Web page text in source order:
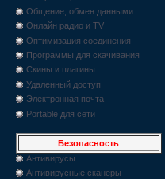
Общение, обмен данными
Онлайн радио и TV
Оптимизация соединения
Программы для скачивания
Скины и плагины
Удаленный доступ
Электронная почта
Portable для сети
Безопасность
Антивирусы
Антивирусные сканеры